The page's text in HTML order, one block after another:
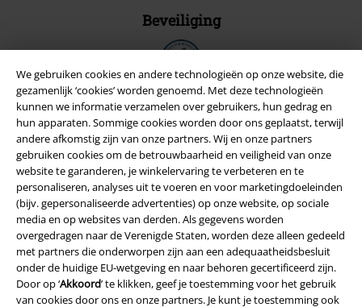
We gebruiken cookies en andere technologieën op onze website, die
gezamenlijk ‘cookies’ worden genoemd. Met deze technologieën
kunnen we informatie verzamelen over gebruikers, hun gedrag en
hun apparaten. Sommige cookies worden door ons geplaatst, terwijl
andere afkomstig zijn van onze partners. Wij en onze partners
gebruiken cookies om de betrouwbaarheid en veiligheid van onze
website te garanderen, je winkelervaring te verbeteren en te
personaliseren, analyses uit te voeren en voor marketingdoeleinden
(bijv. gepersonaliseerde advertenties) op onze website, op sociale
media en op websites van derden. Als gegevens worden
overgedragen naar de Verenigde Staten, worden deze alleen gedeeld
met partners die onderworpen zijn aan een adequaatheidsbesluit
onder de huidige EU-wetgeving en naar behoren gecertificeerd zijn.
Door op ‘Akkoord’ te klikken, geef je toestemming voor het gebruik
van cookies door ons en onze partners. Je kunt je toestemming ook
Beveiliging
Legal
Algemene Voorwaarden